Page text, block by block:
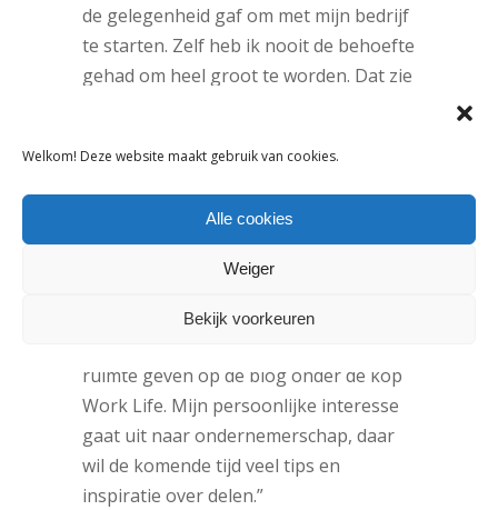
Welkom! Deze website maakt gebruik van cookies.
Alle cookies
Weiger
Bekijk voorkeuren
de gelegenheid gaf om met mijn bedrijf
te starten. Zelf heb ik nooit de behoefte
gehad om heel groot te worden. Dat zie
wat ik wel en niet publiceer, dat zal altijd
belangrijk blijven. Omdat ik ook vijf jaar
ouder ben schrijf ik de baby-artikelen
wordt door gastredacteuren gedaan. Ik
voel me dan ook meer ondernemer dan
ruimte geven op de blog onder de kop
Work Life. Mijn persoonlijke interesse
gaat uit naar ondernemerschap, daar
wil de komende tijd veel tips en
inspiratie over delen.”